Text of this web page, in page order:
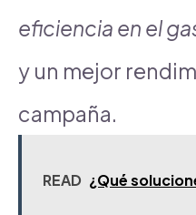
eficiencia en el
y un mejor
campaña.
READ ¿Qué